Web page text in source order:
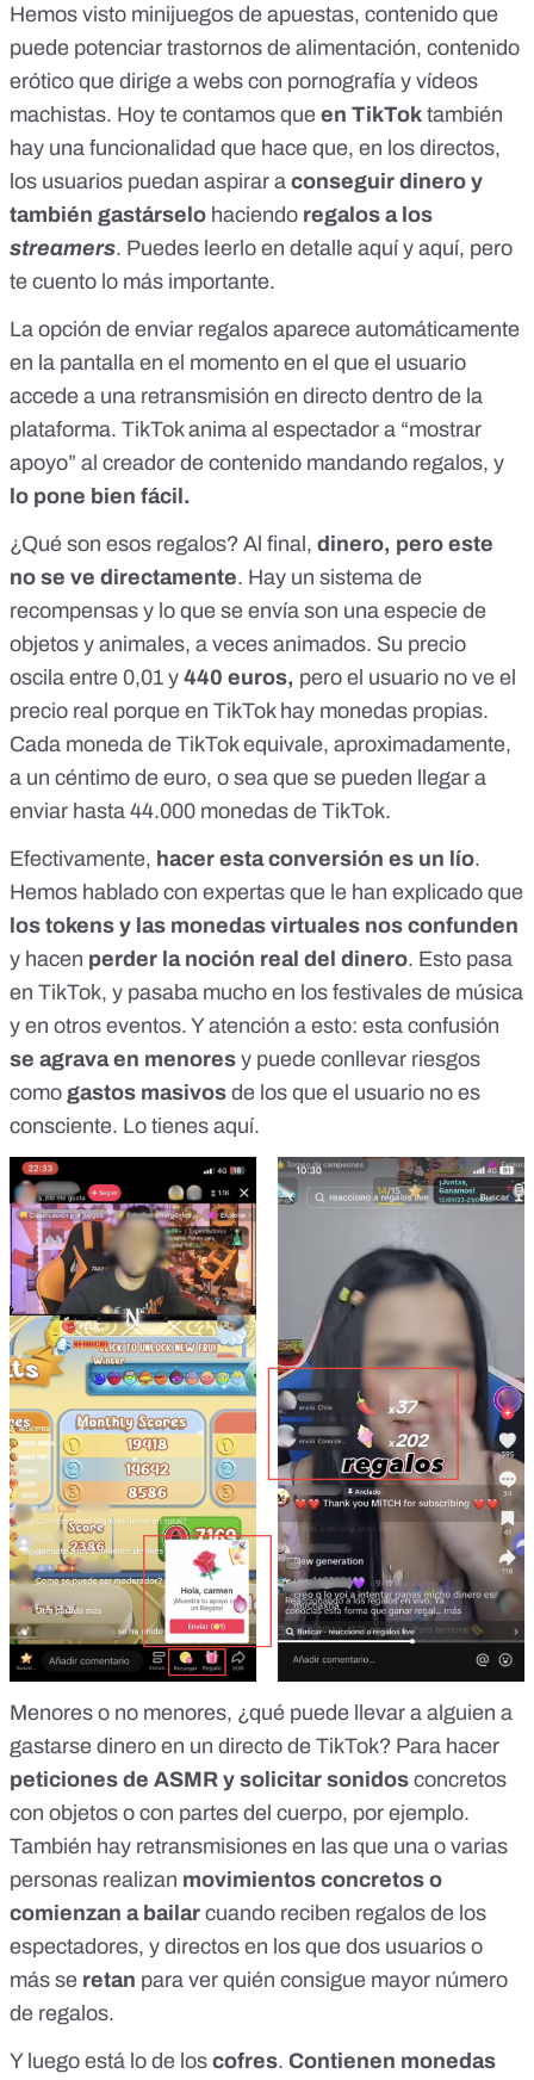
Hemos visto minijuegos de apuestas, contenido que
puede potenciar trastornos de alimentación, contenido
erótico que dirige a webs con pornografía y vídeos
machistas. Hoy te contamos que en TikTok también
hay una funcionalidad que hace que, en los directos,
los usuarios puedan aspirar a conseguir dinero y
también gastárselo haciendo regalos a los
streamers. Puedes leerlo en detalle aquíy aquí, pero
te cuento lo más importante.
La opción de enviar regalos aparece automáticamente
en la pantalla en el momento en el que el usuario
accede a una retransmisión en directo dentro de la
plataforma. TikTok anima al espectador a “mostrar
apoyo” al creador de contenido mandando regalos, y
lo pone bien fácil.
¿Qué son esos regalos? Al final, dinero, pero este
no se ve directamente. Hay un sistema de
recompensas y lo que se envía son una especie de
objetos y animales, a veces animados. Su precio
oscila entre 0,01 y 440 euros, pero el usuario no ve el
precio real porque en TikTok hay monedas propias.
Cada moneda de TikTok equivale, aproximadamente,
a un céntimo de euro, o sea que se pueden llegar a
enviar hasta 44.000 monedas de TikTok.
Efectivamente, hacer esta conversión es un lío.
Hemos hablado con expertas que le han explicado que
los tokens y las monedas virtuales nos confunden
y hacen perder la noción real del dinero. Esto pasa
en TikTok, y pasaba mucho en los festivales de música
y en otros eventos. Y atención a esto: esta confusión
se agrava en menores y puede conllevar riesgos
como gastos masivos de los que el usuario no es
consciente. Lo tienes aquí.
Menores o no menores, ¿qué puede llevar a alguien a
gastarse dinero en un directo de TikTok? Para hacer
peticiones de ASMR y solicitar sonidos concretos
con objetos o con partes del cuerpo, por ejemplo.
También hay retransmisiones en las que una o varias
personas realizan movimientos concretos o
comienzan a bailar cuando reciben regalos de los
espectadores, y directos en los que dos usuarios o
más se retan para ver quién consigue mayor número
de regalos.
Y luego está lo de los cofres. Contienen monedas